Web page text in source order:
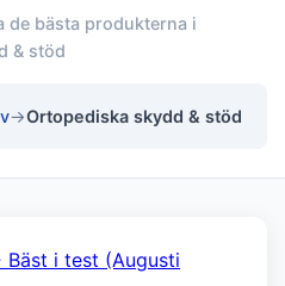
de bästa produkterna i
& stöd
→Ortopediska skydd & stöd